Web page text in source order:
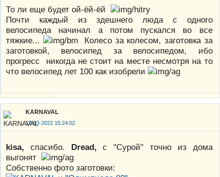
То ли еще будет ой-ёй-ёй
Почти каждый из здешнего люда с одного
велосипеда начинал а потом пускался во все
тяжкие...
Колесо за колесом, заготовка за
заготовкой, велосипед за велосипедом, ибо
прогресс никогда не стоит на месте несмотря на то
что велосипед лет 100 как изобрели
KARNAVAL
17-03-2022 15:24:02
kisa, спасибо. Dread, с "Сурой" точно из дома
выгонят
Собственно фото заготовки: